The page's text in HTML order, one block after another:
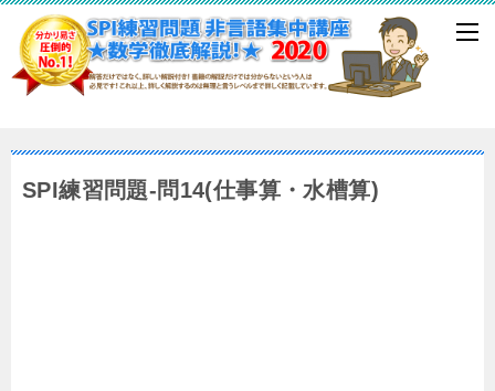
SPI練習問題-問14(仕事算・水槽算)